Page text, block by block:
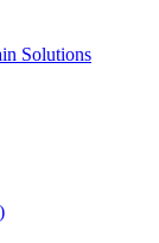
Solutions